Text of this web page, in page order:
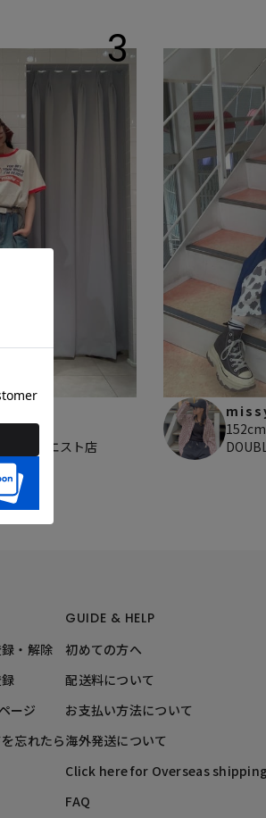
3
梅田エスト店
152cm
・解除
ージ
忘れたら
GUIDE & HELP
初めての方へ
配送料について
お支払い方法について
海外発送について
Click here for Overseas
FAQ